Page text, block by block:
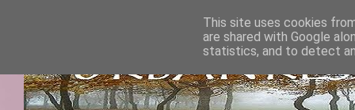
This site uses cookies
are shared with Google
statistics, and to detect